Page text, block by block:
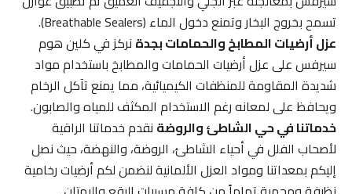
تسمح بخروج البخار وتمنع دخول الماء (Breathable Sealers).
عزل أرضيات المطابخ والحمامات بجدةنركز في كلين هوم
سيرفس على عزل أرضيات الحمامات والمطابخ باستخدام مواد
شديدة المقاومة للمنظفات الكيميائية، مما يمنع تآكل الرخام
ويحافظ على لمعانه رغم الاستخدام المكثف للمياه والصابون.
خدماتنا في حي الشاطئ والروضةنقدم خدماتنا الراقية
لأصحاب الفلل في أحياء الشاطئ، الروضة، والنهضة، حيث نصل
إليكم بمعداتنا ومواد العزل الألمانية لنضمن لكم أرضيات رخامية